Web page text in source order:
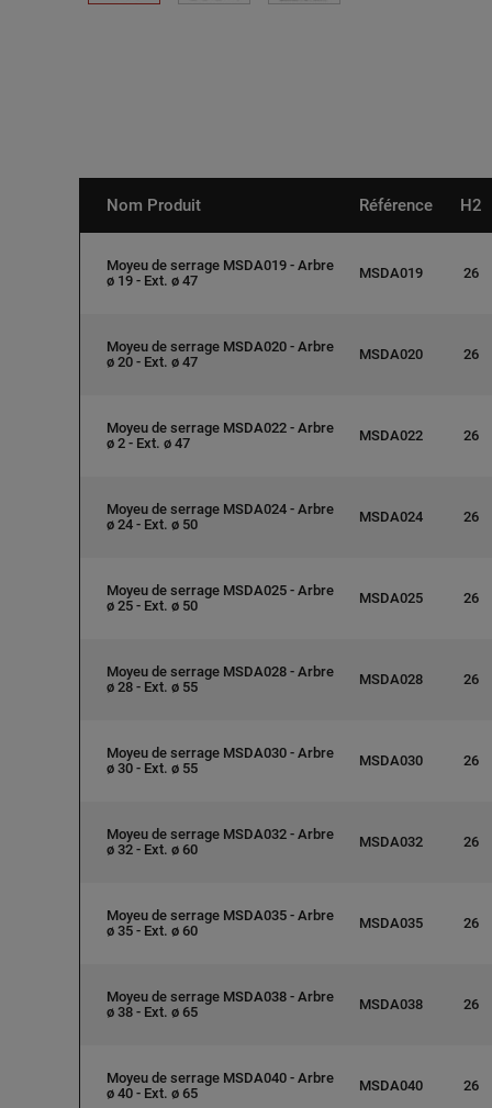
Nom Produit Référence H2
Moyeu de serrage MSDA019 - Arbre
ø 19 - Ext. ø 47
MSDA019 26
Moyeu de serrage MSDA020 - Arbre
ø 20 - Ext. ø 47
MSDA020 26
Moyeu de serrage MSDA022 - Arbre
ø 2 - Ext. ø 47
MSDA022 26
Moyeu de serrage MSDA024 - Arbre
ø 24 - Ext. ø 50
MSDA024 26
Moyeu de serrage MSDA025 - Arbre
ø 25 - Ext. ø 50
MSDA025 26
Moyeu de serrage MSDA028 - Arbre
ø 28 - Ext. ø 55
MSDA028 26
Moyeu de serrage MSDA030 - Arbre
ø 30 - Ext. ø 55
MSDA030 26
Moyeu de serrage MSDA032 - Arbre
ø 32 - Ext. ø 60
MSDA032 26
Moyeu de serrage MSDA035 - Arbre
ø 35 - Ext. ø 60
MSDA035 26
Moyeu de serrage MSDA038 - Arbre
ø 38 - Ext. ø 65
MSDA038 26
Moyeu de serrage MSDA040 - Arbre
ø 40 - Ext. ø 65
MSDA040 26